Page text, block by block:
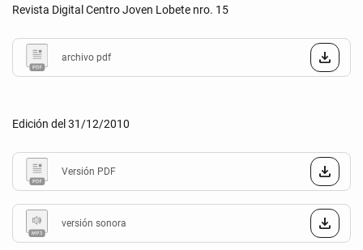
Revista Digital Centro Joven Lobete nro. 15
archivo pdf
Edición del 31/12/2010
Versión PDF
versión sonora